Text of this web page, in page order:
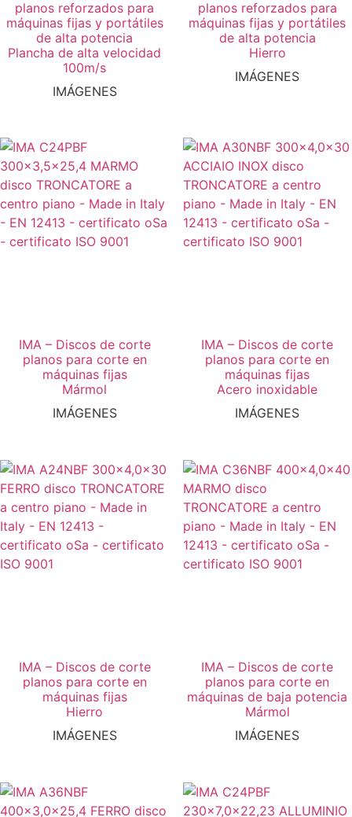
planos reforzados para
máquinas fijas y portátiles
de alta potencia
Plancha de alta velocidad
100m/s
IMÁGENES
planos reforzados para
máquinas fijas y portátiles
de alta potencia
Hierro
IMÁGENES
IMA – Discos de corte
planos para corte en
máquinas fijas
Mármol
IMÁGENES
IMA – Discos de corte
planos para corte en
máquinas fijas
Acero inoxidable
IMÁGENES
IMA – Discos de corte
planos para corte en
máquinas fijas
Hierro
IMÁGENES
IMA – Discos de corte
planos para corte en
máquinas de baja potencia
Mármol
IMÁGENES